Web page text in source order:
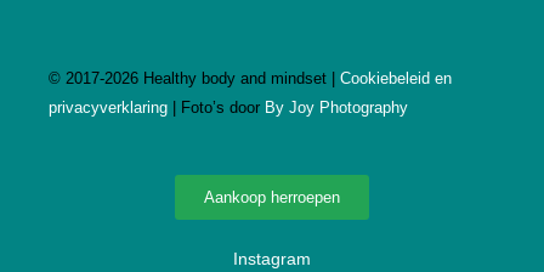
© 2017-2026 Healthy body and mindset | Cookiebeleid en
privacyverklaring
| Foto’s door By Joy Photography
Aankoop herroepen
Instagram